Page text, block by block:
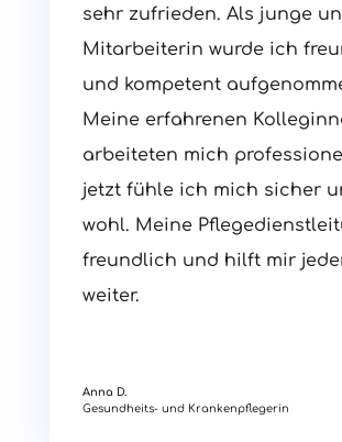
sehr zufrieden. Als junge
Mitarbeiterin wurde ich
und kompetent
Meine erfahrenen
arbeiteten mich
jetzt fühle ich mich sicher
wohl. Meine
freundlich und hilft mir
weiter.
Anna D.
Gesundheits- und Krankenpflegerin